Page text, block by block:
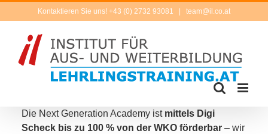
Inhalt
springen
Kontaktieren Sie uns! +43 (0) 2732 93081 team@il.co.at
Die Next Generation Academy ist mit­tels Digi
Scheck bis zu 100 % von der WKO för­der­bar– wir